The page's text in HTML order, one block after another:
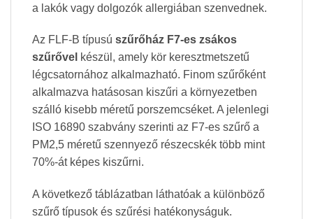
a lakók vagy dolgozók allergiában szenvednek.
Az FLF-B típusú szűrőház F7-es zsákos
szűrővel készül, amely kör keresztmetszetű
légcsatornához alkalmazható. Finom szűrőként
alkalmazva hatásosan kiszűri a környezetben
szálló kisebb méretű porszemcséket. A jelenlegi
ISO 16890 szabvány szerinti az F7-es szűrő a
PM2,5 méretű szennyező részecskék több mint
70%-át képes kiszűrni.
A következő táblázatban láthatóak a különböző
szűrő típusok és szűrési hatékonyságuk.